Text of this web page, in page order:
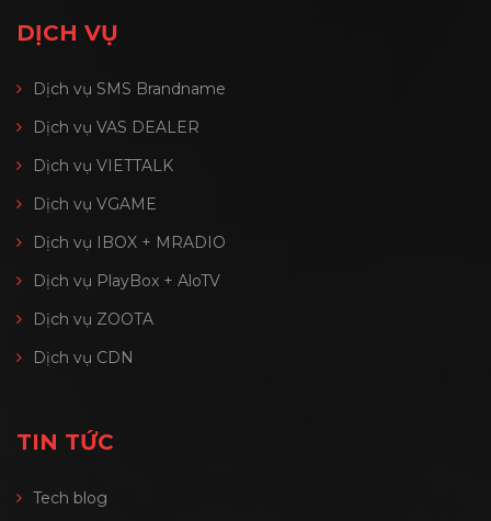
DỊCH VỤ
Dịch vụ SMS Brandname
Dịch vụ VAS DEALER
Dịch vụ VIETTALK
Dịch vụ VGAME
Dịch vụ IBOX + MRADIO
Dịch vụ PlayBox + AloTV
Dịch vụ ZOOTA
Dịch vụ CDN
TIN TỨC
Tech blog